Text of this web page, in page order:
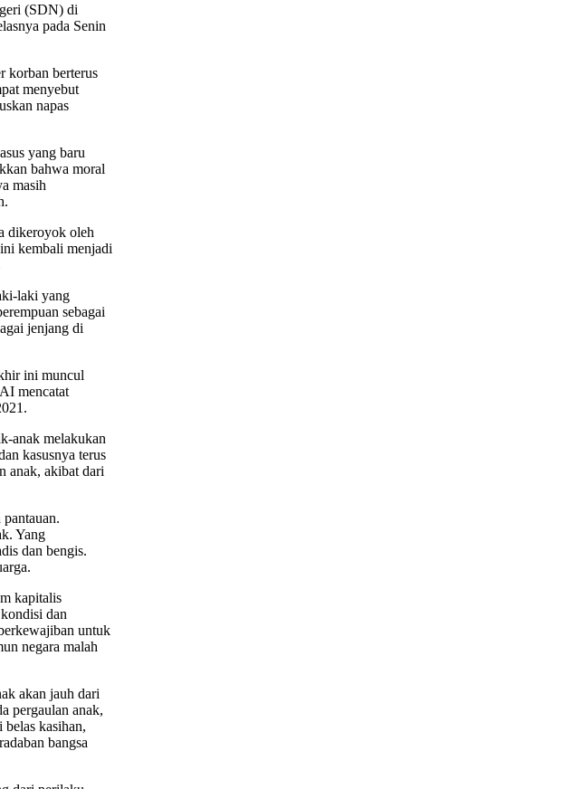
(SDN) di
pada Senin
korban berterus
menyebut
napas
yang baru
bahwa moral
masih
dikeroyok oleh
kembali menjadi
laki yang
sebagai
jenjang di
ini muncul
mencatat
anak melakukan
kasusnya terus
anak, akibat dari
Yang
dan bengis.
kapitalis
dan
untuk
negara malah
akan jauh dari
pergaulan anak,
kasihan,
bangsa